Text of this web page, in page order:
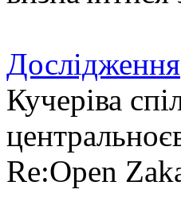
Дослідження
Кучеріва
Re:Open